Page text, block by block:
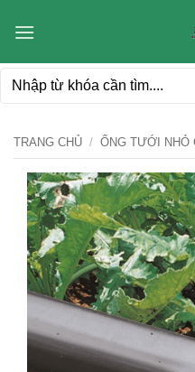
qua
dung
Tìm
TRANG CHỦ / ỐNG TƯỚI NHỎ